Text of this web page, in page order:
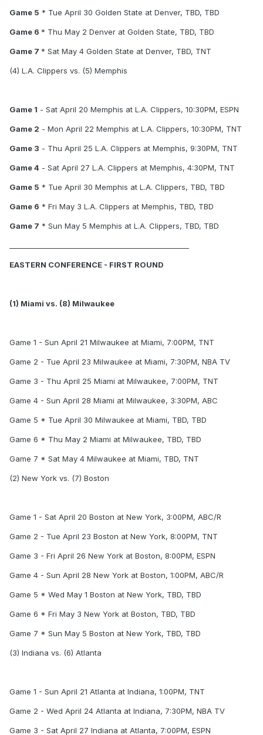
Game 5 * Tue April 30 Golden State at Denver, TBD, TBD
Game 6 * Thu May 2 Denver at Golden State, TBD, TBD
Game 7 * Sat May 4 Golden State at Denver, TBD, TNT
(4) L.A. Clippers vs. (5) Memphis
Game 1 - Sat April 20 Memphis at L.A. Clippers, 10:30PM, ESPN
Game 2 - Mon April 22 Memphis at L.A. Clippers, 10:30PM, TNT
Game 3 - Thu April 25 L.A. Clippers at Memphis, 9:30PM, TNT
Game 4 - Sat April 27 L.A. Clippers at Memphis, 4:30PM, TNT
Game 5 * Tue April 30 Memphis at L.A. Clippers, TBD, TBD
Game 6 * Fri May 3 L.A. Clippers at Memphis, TBD, TBD
Game 7 * Sun May 5 Memphis at L.A. Clippers, TBD, TBD
EASTERN CONFERENCE - FIRST ROUND
(1) Miami vs. (8) Milwaukee
Game 1 - Sun April 21 Milwaukee at Miami, 7:00PM, TNT
Game 2 - Tue April 23 Milwaukee at Miami, 7:30PM, NBA TV
Game 3 - Thu April 25 Miami at Milwaukee, 7:00PM, TNT
Game 4 - Sun April 28 Miami at Milwaukee, 3:30PM, ABC
Game 5 * Tue April 30 Milwaukee at Miami, TBD, TBD
Game 6 * Thu May 2 Miami at Milwaukee, TBD, TBD
Game 7 * Sat May 4 Milwaukee at Miami, TBD, TNT
(2) New York vs. (7) Boston
Game 1 - Sat April 20 Boston at New York, 3:00PM, ABC/R
Game 2 - Tue April 23 Boston at New York, 8:00PM, TNT
Game 3 - Fri April 26 New York at Boston, 8:00PM, ESPN
Game 4 - Sun April 28 New York at Boston, 1:00PM, ABC/R
Game 5 * Wed May 1 Boston at New York, TBD, TBD
Game 6 * Fri May 3 New York at Boston, TBD, TBD
Game 7 * Sun May 5 Boston at New York, TBD, TBD
(3) Indiana vs. (6) Atlanta
Game 1 - Sun April 21 Atlanta at Indiana, 1:00PM, TNT
Game 2 - Wed April 24 Atlanta at Indiana, 7:30PM, NBA TV
Game 3 - Sat April 27 Indiana at Atlanta, 7:00PM, ESPN